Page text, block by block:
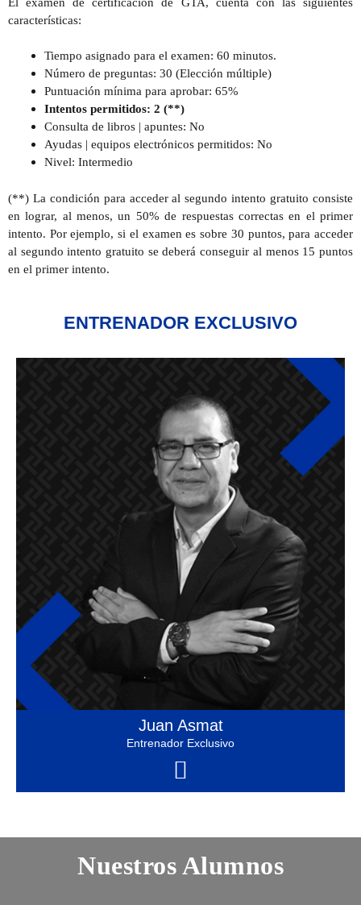
características:
Tiempo asignado para el examen: 60 minutos.
Número de preguntas: 30 (Elección múltiple)
Puntuación mínima para aprobar: 65%
Intentos permitidos: 2 (**)
Consulta de libros | apuntes: No
Ayudas | equipos electrónicos permitidos: No
Nivel: Intermedio
(**) La condición para acceder al segundo intento gratuito consiste
en lograr, al menos, un 50% de respuestas correctas en el primer
intento. Por ejemplo, si el examen es sobre 30 puntos, para acceder
al segundo intento gratuito se deberá conseguir al menos 15 puntos
en el primer intento.
ENTRENADOR EXCLUSIVO
Juan Asmat
Entrenador Exclusivo
Nuestros Alumnos